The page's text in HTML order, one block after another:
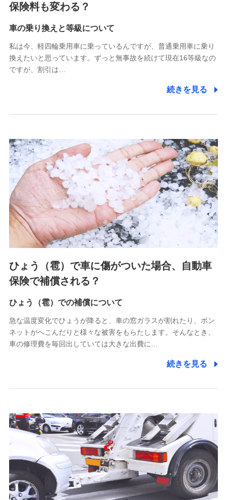
(https://www.zurichssi.co.jp/)
(https://www.tokiomarine-x.co.jp/)
(https://pshoken.co.jp/)
リトルファミリー少額短期保険株式会社
(https://www.littlefamily-ssi.com/)
郵便、電話、およびＥメール等により、当社と取引のあるも
た維持管理等の委託業務遂行のため、またそれらに付帯、関
連する当社および提携会社のサービスを案内、提供するため
（なお、当社は複数の保険会社と取引があり、取得した個人
情報を取引のある他の保険会社の商品・サービスをご提案す
るために利用させていただくことがあります。）
上記に係る連絡・手続き・管理等付帯業務を行うため
3.セミナー募集サイトから取得した個人情報
各種セミナーの案内、開催のため
上記に係る連絡・手続き・管理等付帯業務を行うため
4.家族・友達紹介にて取得した個人情報
被紹介者への連絡、及び当社と取引のあるもしくは委託を受
けている保険会社・提携会社の保険その他に関する情報を提
供し、金融商品等の契約を勧奨するため
アンケートやキャンペーン等の実施のため
上記に係る連絡・手続き・管理等付帯業務を行うため
5.通話録音にて取得する情報
7.社員（従業者）の個人情報
人事･勤怠･健康・労務等の管理、給与支給、福利厚生・採用
退職関連処理等の各種手続きのため、当社と従業員または従
業員同士の連絡のため
8.取引先個人情報
取引先としての選定業務、営業情報の提供業務、契約締結手
保険料も変わる？
車の乗り換えと等級について
私は今、軽四輪乗用車に乗っているんですが、普通乗用車に乗り
換えたいと思っています。ずっと無事故を続けて現在16等級なの
ですが、割引は…
続きを見る
ひょう（雹）で車に傷がついた場合、自動車
保険で補償される？
ひょう（雹）での補償について
急な温度変化でひょうが降ると、車の窓ガラスが割れたり、ボン
ネットがへこんだりと様々な被害をもらたします。そんなとき、
車の修理費を毎回出していては大きな出費に…
続きを見る